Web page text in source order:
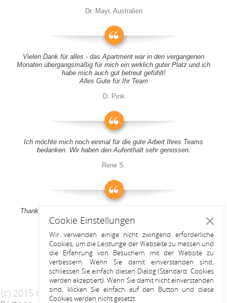
Dr. Mayr, Australien
Vielen Dank für alles - das Apartment war in den vergangenen
Monaten übergangsmäßig für mich ein wirklich guter Platz und ich
habe mich auch gut betreut gefühlt!
Alles Gute für Ihr Team
D. Pink
Ich möchte mich noch einmal für die gute Arbeit Ihres Teams
bedanken. Wir haben den Aufenthalt sehr genossen.
Rene S.
Thank you all for your support! It was a pleasure to stay at your
apartment
Anitah S.
(c) 2015 by Riess Apartments
Cookie Einstellungen
Wir verwenden einige nicht zwingend erforderliche
Cookies, um die Leistunge der Webseite zu messen und
die Erfahrung von Besuchern mit der Website zu
verbessern. Wenn Sie damit einverstanden sind,
schliessen Sie einfach diesen Dialog (Standard: Cookies
werden akzeptiert). Wenn Sie damit nicht einverstanden
sind, klicken Sie einfach auf den Button und diese
Cookies werden nicht gesetzt.